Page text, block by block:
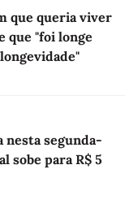
que queria viver
que "foi longe
nesta segunda-
sobe para R$ 5